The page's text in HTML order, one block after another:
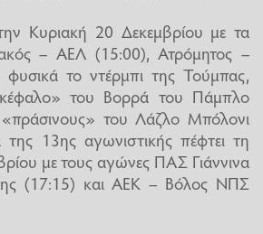
Κυριακή 20 Δεκεμβρίου με τα
– ΑΕΛ (15:00), Ατρόμητος –
το ντέρμπι της Τούμπας,
του Βορρά του Πάμπλο
«πράσινους» του Λάζλο Μπόλονι
13ης αγωνιστικής πέφτει τη
με τους αγώνες ΠΑΣ Γιάννινα
(17:15) και ΑΕΚ – Βόλος ΝΠΣ